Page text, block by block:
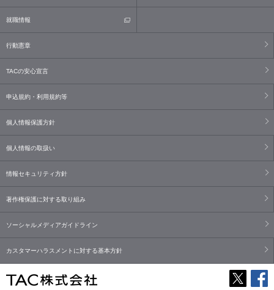
就職情報
行動憲章
TACの安心宣言
申込規約・利用規約等
個人情報保護方針
個人情報の取扱い
情報セキュリティ方針
著作権保護に対する取り組み
ソーシャルメディアガイドライン
カスタマーハラスメントに対する基本方針